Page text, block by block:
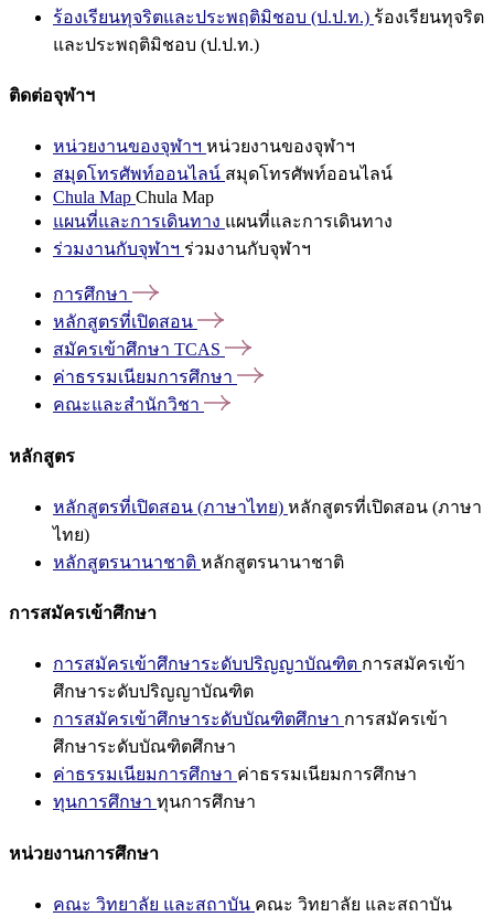
ร้องเรียนทุจริตและประพฤติมิชอบ (ป.ป.ท.) ร้องเรียนทุจริต
และประพฤติมิชอบ (ป.ป.ท.)
ติดต่อจุฬาฯ
หน่วยงานของจุฬาฯ หน่วยงานของจุฬาฯ
สมุดโทรศัพท์ออนไลน์ สมุดโทรศัพท์ออนไลน์
Chula Map Chula Map
แผนที่และการเดินทาง แผนที่และการเดินทาง
ร่วมงานกับจุฬาฯ ร่วมงานกับจุฬาฯ
การศึกษา
หลักสูตรที่เปิดสอน
สมัครเข้าศึกษา TCAS
ค่าธรรมเนียมการศึกษา
คณะและสำนักวิชา
หลักสูตร
หลักสูตรที่เปิดสอน (ภาษาไทย) หลักสูตรที่เปิดสอน (ภาษา
ไทย)
หลักสูตรนานาชาติ หลักสูตรนานาชาติ
การสมัครเข้าศึกษา
การสมัครเข้าศึกษาระดับปริญญาบัณฑิต การสมัครเข้า
ศึกษาระดับปริญญาบัณฑิต
การสมัครเข้าศึกษาระดับบัณฑิตศึกษา การสมัครเข้า
ศึกษาระดับบัณฑิตศึกษา
ค่าธรรมเนียมการศึกษา ค่าธรรมเนียมการศึกษา
ทุนการศึกษา ทุนการศึกษา
หน่วยงานการศึกษา
คณะ วิทยาลัย และสถาบัน คณะ วิทยาลัย และสถาบัน